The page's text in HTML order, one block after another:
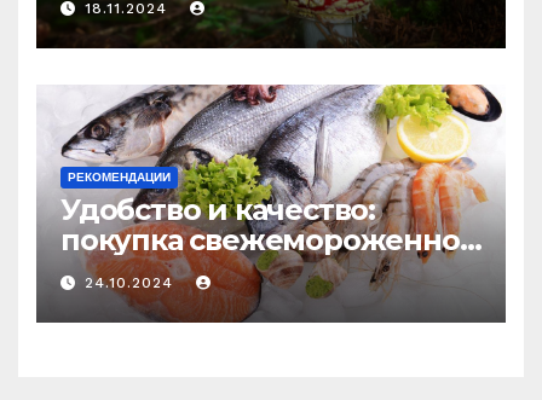
18.11.2024
РЕКОМЕНДАЦИИ
Удобство и качество:
покупка свежемороженной
рыбы онлайн
24.10.2024